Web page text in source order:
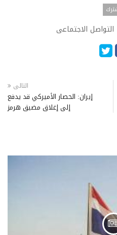
الاجتماعى
التالى
إيران: الحصار الأميركي قد يدفع
إلى إغلاق مضيق هرمز